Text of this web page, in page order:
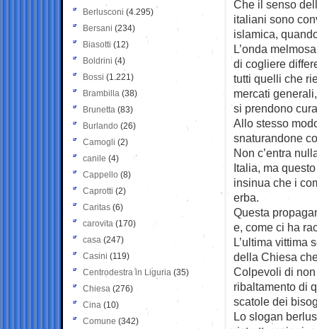
Che il senso
italiani sono
islamica,
L’onda
di cogliere
tutti quelli che
mercati
si prendono
Allo stesso
snaturandone
Non c’entra
Italia, ma
insinua che i
erba.
Questa
e, come ci ha
L’ultima vittima
della Chiesa
Colpevoli di non
ribaltamento di
scatole dei
Lo slogan
Berlusconi (4.295)
Bersani (234)
Biasotti (12)
Boldrini (4)
Bossi (1.221)
Brambilla (38)
Brunetta (83)
Burlando (26)
Camogli (2)
canile (4)
Cappello (8)
Caprotti (2)
Caritas (6)
carovita (170)
casa (247)
Casini (119)
Centrodestra in Liguria (35)
Chiesa (276)
Cina (10)
Comune (342)